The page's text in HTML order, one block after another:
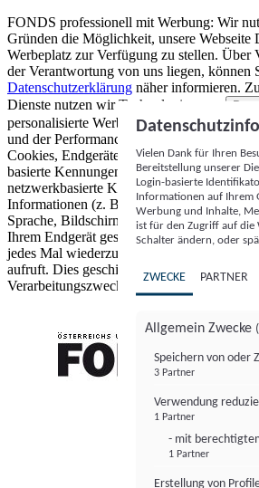
FONDS professionell mit Werbung: Wir
Gründen die Möglichkeit, unsere Webseite
Werbeplatz zur Verfügung zu stellen. Über
der Verantwortung von uns liegen, können
Datenschutzerklärung näher informieren.
Dienste nutzen wir Technologien von
personalisierte Werbung und Inhalte,
und der Performance von Inhalten sowie
Cookies, Endgeräte- oder ähnliche
basierte Kennungen, zufällig generierte
netzwerkbasierte Kennungen) können
Informationen (z. B. Browsertyp und
Sprache, Bildschirmgröße, unterstützte
Ihrem Endgerät gespeichert oder von dort
jedes Mal wiederzuerkennen, wenn es eine
aufruft. Dies geschieht für einen oder
Verarbeitungszwecke.
Vielen Dank für Ihren
Bereitstellung unserer
Login-basierte
Informationen auf Ihrem
Werbung und Inhalte,
ist für den Zugriff auf die
Schalter ändern, oder
ZWECKE PARTNER
Allgemein Zwecke
Speichern von oder
3 Partner
Verwendung
1 Partner
- mit
1 Partner
Erstellung von
FONDS professionell